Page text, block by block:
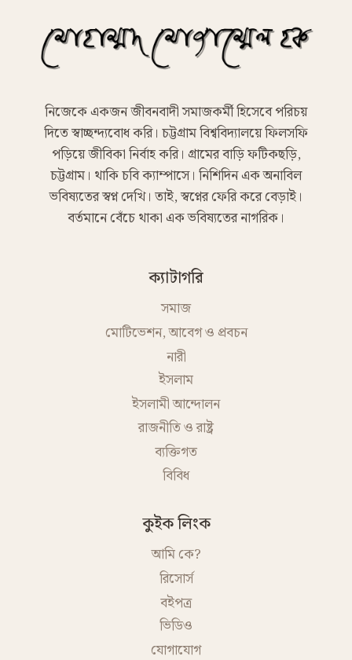
নিজেকে একজন জীবনবাদী সমাজকর্মী হিসেবে পরিচয়
দিতে স্বাচ্ছন্দ্যবোধ করি। চট্টগ্রাম বিশ্ববিদ্যালয়ে ফিলসফি
পড়িয়ে জীবিকা নির্বাহ করি। গ্রামের বাড়ি ফটিকছড়ি,
চট্টগ্রাম। থাকি চবি ক্যাম্পাসে। নিশিদিন এক অনাবিল
ভবিষ্যতের স্বপ্ন দেখি। তাই, স্বপ্নের ফেরি করে বেড়াই।
বর্তমানে বেঁচে থাকা এক ভবিষ্যতের নাগরিক।
ক্যাটাগরি
সমাজ
মোটিভেশন, আবেগ ও প্রবচন
নারী
ইসলাম
ইসলামী আন্দোলন
রাজনীতি ও রাষ্ট্র
ব্যক্তিগত
বিবিধ
কুইক লিংক
আমি কে?
রিসোর্স
বইপত্র
ভিডিও
যোগাযোগ